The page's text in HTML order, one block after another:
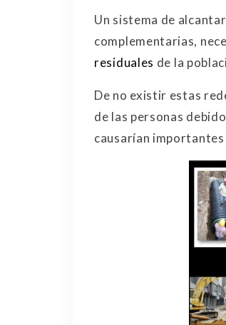
Un sistema de
complementarias,
residuales de la
De no existir estas
de las personas
causarían